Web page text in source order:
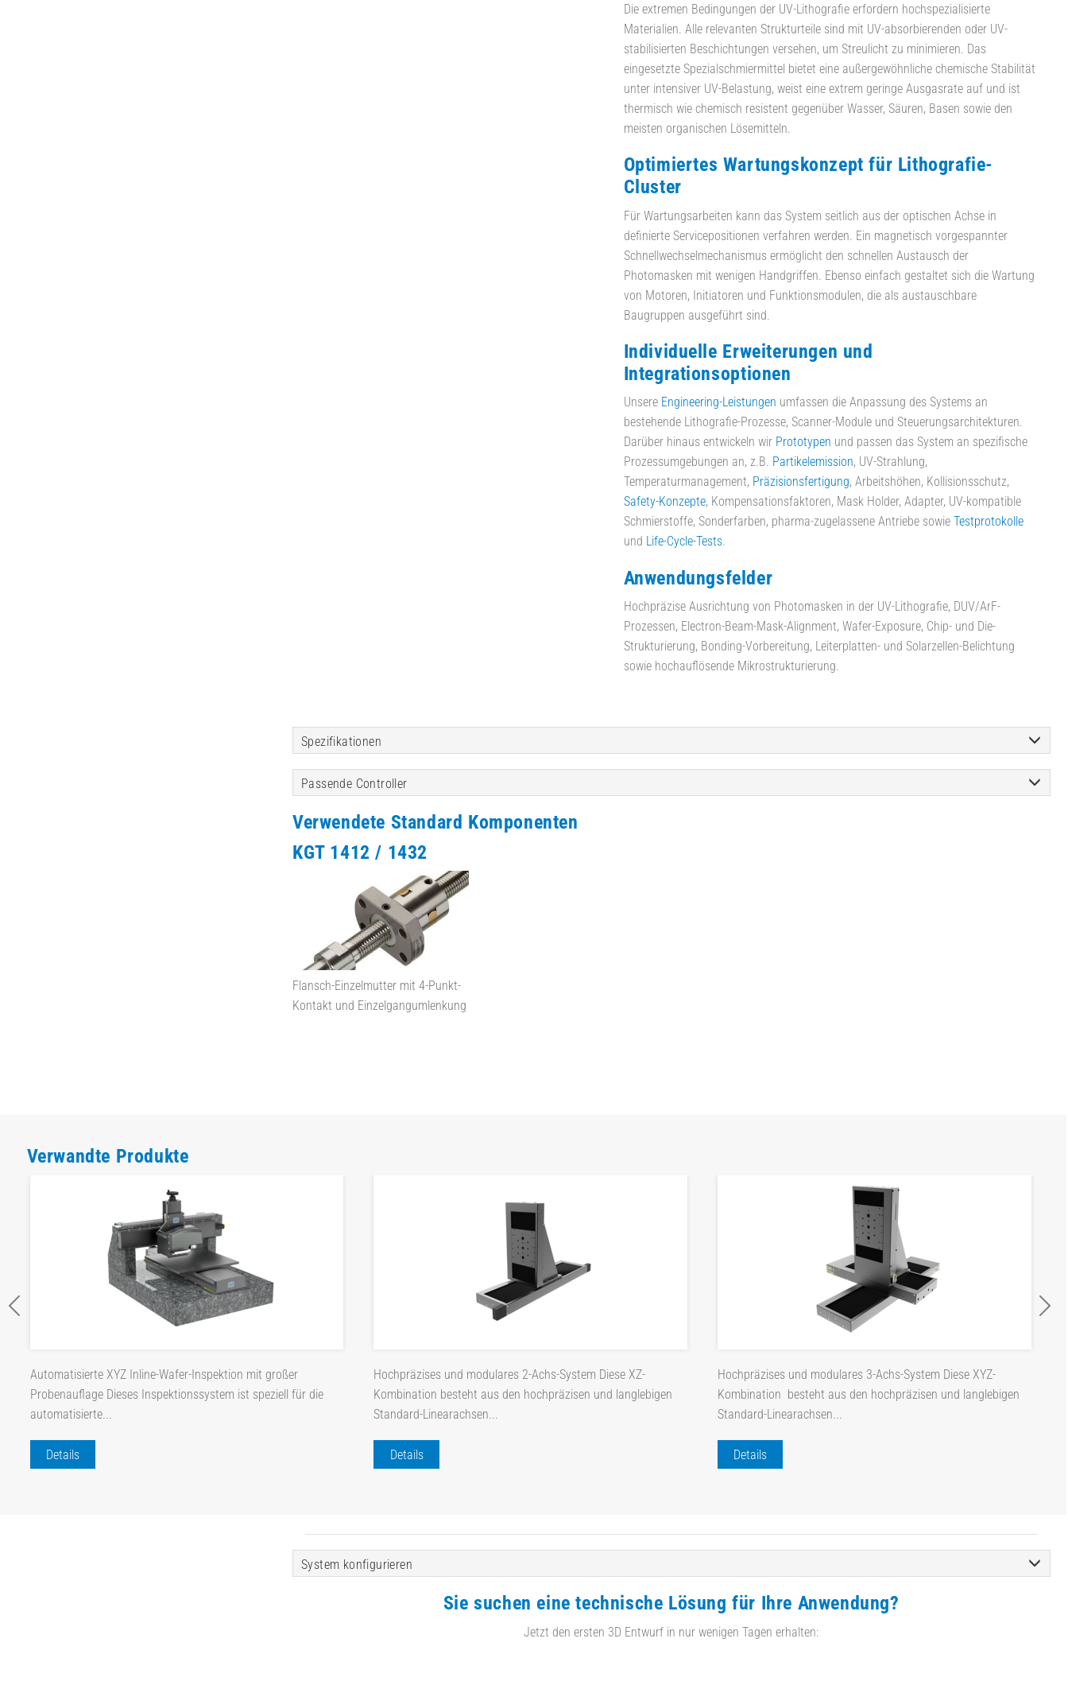
Die extremen Bedingungen der UV-Lithografie erfordern hochspezialisierte
Materialien. Alle relevanten Strukturteile sind mit UV-absorbierenden oder UV-
stabilisierten Beschichtungen versehen, um Streulicht zu minimieren. Das
eingesetzte Spezialschmiermittel bietet eine außergewöhnliche chemische Stabilität
unter intensiver UV-Belastung, weist eine extrem geringe Ausgasrate auf und ist
thermisch wie chemisch resistent gegenüber Wasser, Säuren, Basen sowie den
meisten organischen Lösemitteln.
Optimiertes Wartungskonzept für Lithografie-
Cluster
Für Wartungsarbeiten kann das System seitlich aus der optischen Achse in
definierte Servicepositionen verfahren werden. Ein magnetisch vorgespannter
Schnellwechselmechanismus ermöglicht den schnellen Austausch der
Photomasken mit wenigen Handgriffen. Ebenso einfach gestaltet sich die Wartung
von Motoren, Initiatoren und Funktionsmodulen, die als austauschbare
Baugruppen ausgeführt sind.
Individuelle Erweiterungen und
Integrationsoptionen
Unsere Engineering-Leistungen umfassen die Anpassung des Systems an
bestehende Lithografie-Prozesse, Scanner-Module und Steuerungsarchitekturen.
Darüber hinaus entwickeln wir Prototypen und passen das System an spezifische
Prozessumgebungen an, z.B. Partikelemission, UV-Strahlung,
Temperaturmanagement, Präzisionsfertigung, Arbeitshöhen, Kollisionsschutz,
Safety-Konzepte, Kompensationsfaktoren, Mask Holder, Adapter, UV-kompatible
Schmierstoffe, Sonderfarben, pharma-zugelassene Antriebe sowie Testprotokolle
und Life-Cycle-Tests.
Anwendungsfelder
Hochpräzise Ausrichtung von Photomasken in der UV-Lithografie, DUV/ArF-
Prozessen, Electron-Beam-Mask-Alignment, Wafer-Exposure, Chip- und Die-
Strukturierung, Bonding-Vorbereitung, Leiterplatten- und Solarzellen-Belichtung
sowie hochauflösende Mikrostrukturierung.
Spezifikationen
Passende Controller
Verwendete Standard Komponenten
KGT 1412 / 1432
Flansch-Einzelmutter mit 4-Punkt-
Kontakt und Einzelgangumlenkung
Verwandte Produkte
Automatisierte XYZ Inline-Wafer-Inspektion mit großer
Probenauflage Dieses Inspektionssystem ist speziell für die
automatisierte...
Details
Hochpräzises und modulares 2-Achs-System Diese XZ-
Kombination besteht aus den hochpräzisen und langlebigen
Standard-Linearachsen...
Details
Hochpräzises und modulares 3-Achs-System Diese XYZ-
Kombination besteht aus den hochpräzisen und langlebigen
Standard-Linearachsen...
Details
System konfigurieren
Sie suchen eine technische Lösung für Ihre Anwendung?
Jetzt den ersten 3D Entwurf in nur wenigen Tagen erhalten: